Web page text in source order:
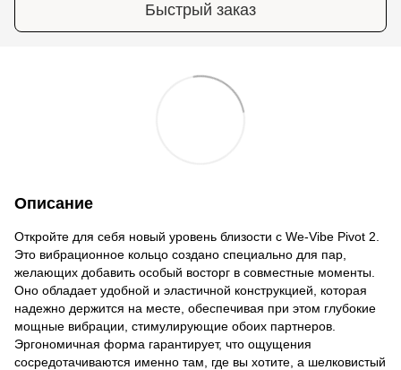
Быстрый заказ
Описание
Откройте для себя новый уровень близости с We-Vibe Pivot 2.
Это вибрационное кольцо создано специально для пар,
желающих добавить особый восторг в совместные моменты.
Оно обладает удобной и эластичной конструкцией, которая
надежно держится на месте, обеспечивая при этом глубокие
мощные вибрации, стимулирующие обоих партнеров.
Эргономичная форма гарантирует, что ощущения
сосредотачиваются именно там, где вы хотите, а шелковистый